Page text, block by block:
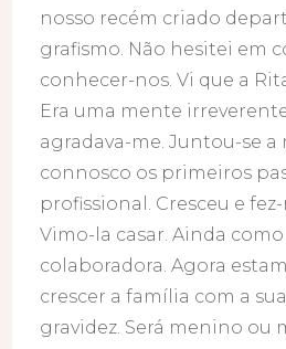
nosso recém criado
grafismo. Não hesitei em
conhecer-nos. Vi que a
Era uma mente
agradava-me. Juntou-se a
connosco os primeiros
profissional. Cresceu e
Vimo-la casar. Ainda como
colaboradora. Agora
crescer a família com a
gravidez. Será menino ou